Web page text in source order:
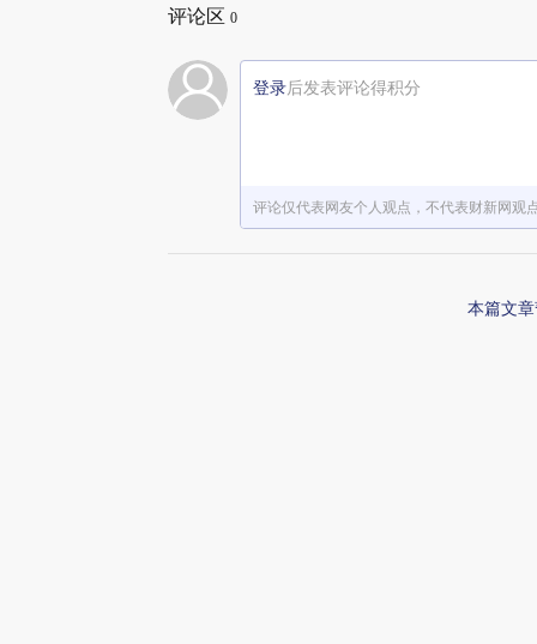
评论区 0
登录后发表评论得积分
评论仅代表网友个人观点，不代表财新网观
本篇文